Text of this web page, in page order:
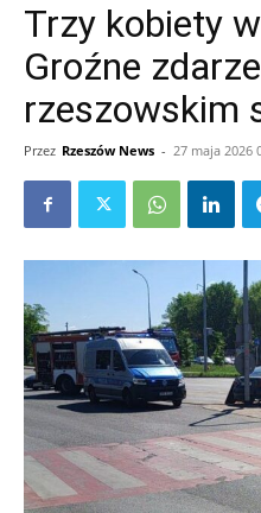
Trzy kobiety
Groźne
rzeszowskim
Przez Rzeszów News - 27 maja 2026